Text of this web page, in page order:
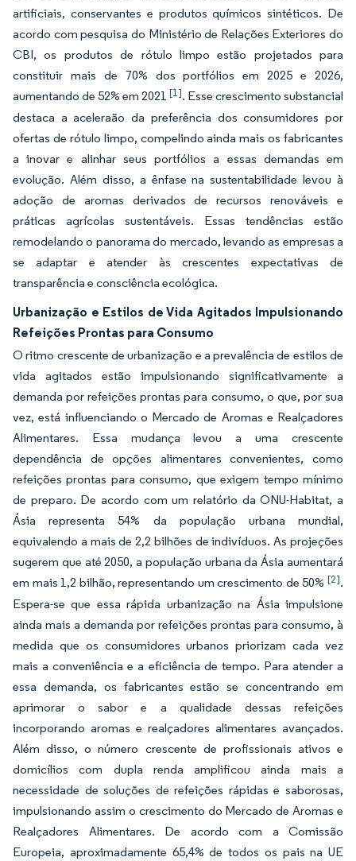
artificiais, conservantes e produtos químicos sintéticos. De
acordo com pesquisa do Ministério de Relações Exteriores do
CBI, os produtos de rótulo limpo estão projetados para
constituir mais de 70% dos portfólios em 2025 e 2026,
aumentando de 52% em 2021 [1]. Esse crescimento substancial
destaca a aceleraão da preferência dos consumidores por
ofertas de rótulo limpo, compelindo ainda mais os fabricantes
a inovar e alinhar seus portfólios a essas demandas em
evolução. Além disso, a ênfase na sustentabilidade levou à
adoção de aromas derivados de recursos renováveis e
práticas agrícolas sustentáveis. Essas tendências estão
remodelando o panorama do mercado, levando as empresas a
se adaptar e atender às crescentes expectativas de
transparência e consciência ecológica.
Urbanização e Estilos de Vida Agitados Impulsionando
Refeições Prontas para Consumo
O ritmo crescente de urbanização e a prevalência de estilos de
vida agitados estão impulsionando significativamente a
demanda por refeições prontas para consumo, o que, por sua
vez, está influenciando o Mercado de Aromas e Realçadores
Alimentares. Essa mudança levou a uma crescente
dependência de opções alimentares convenientes, como
refeições prontas para consumo, que exigem tempo mínimo
de preparo. De acordo com um relatório da ONU-Habitat, a
Ásia representa 54% da população urbana mundial,
equivalendo a mais de 2,2 bilhões de indivíduos. As projeções
sugerem que até 2050, a população urbana da Ásia aumentará
em mais 1,2 bilhão, representando um crescimento de 50% [2].
Espera-se que essa rápida urbanização na Ásia impulsione
ainda mais a demanda por refeições prontas para consumo, à
medida que os consumidores urbanos priorizam cada vez
mais a conveniência e a eficiência de tempo. Para atender a
essa demanda, os fabricantes estão se concentrando em
aprimorar o sabor e a qualidade dessas refeições
incorporando aromas e realçadores alimentares avançados.
Além disso, o número crescente de profissionais ativos e
domicílios com dupla renda amplificou ainda mais a
necessidade de soluções de refeições rápidas e saborosas,
impulsionando assim o crescimento do Mercado de Aromas e
Realçadores Alimentares. De acordo com a Comissão
Europeia, aproximadamente 65,4% de todos os pais na UE